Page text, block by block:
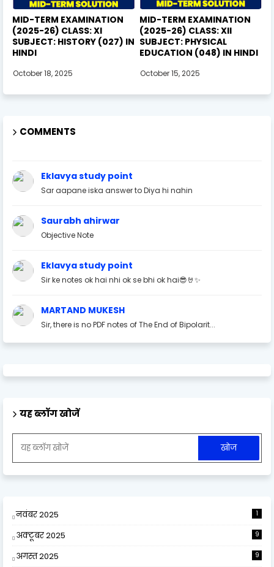
MID-TERM EXAMINATION
(2025-26) CLASS: XI
SUBJECT: HISTORY (027) IN
HINDI
October 18, 2025
MID-TERM EXAMINATION
(2025-26) CLASS: XII
SUBJECT: PHYSICAL
EDUCATION (048) IN HINDI
October 15, 2025
COMMENTS
Eklavya study point
Sar aapane iska answer to Diya hi nahin
Saurabh ahirwar
Objective Note
Eklavya study point
Sir ke notes ok hai nhi ok se bhi ok hai😎🤘✨
MARTAND MUKESH
Sir, there is no PDF notes of The End of Bipolarit...
यह ब्लॉग खोजें
नवंबर 2025 1
अक्टूबर 2025 9
अगस्त 2025 9